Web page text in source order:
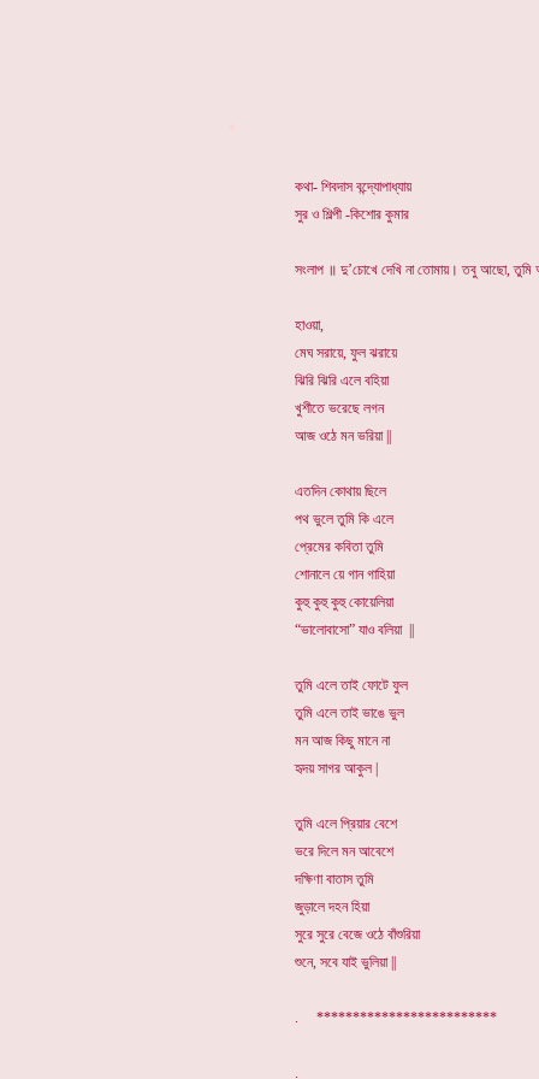
কথা- শিবদাস বন্দ্যোপাধ্যায়
সুর ও শিল্পী -কিশোর কুমার
সংলাপ ॥ দু’চোখে দেখি না তোমায়। তবু আছো,
হাওয়া,
মেঘ সরায়ে, ফুল ঝরায়ে
ঝিরি ঝিরি এলে বহিয়া
খুশীতে ভরেছে লগন
আজ ওঠে মন ভরিয়া ||
এতদিন কোথায় ছিলে
পথ ভুলে তুমি কি এলে
প্রেমের কবিতা তুমি
শোনালে য়ে গান গাহিয়া
কুহু কুহু কুহু কোয়েলিয়া
“ভালোবাসো” যাও বলিয়া ||
তুমি এলে তাই ফোটে ফুল
তুমি এলে তাই ভাঙে ভুল
মন আজ কিছু মানে না
হৃদয় সাগর আকুল |
তুমি এলে প্রিয়ার বেশে
ভরে দিলে মন আবেশে
দক্ষিণা বাতাস তুমি
জুড়ালে দহন হিয়া
সুরে সুরে বেজে ওঠে বাঁশুরিয়া
শুনে, সবে যাই ভুলিয়া ||
. *************************